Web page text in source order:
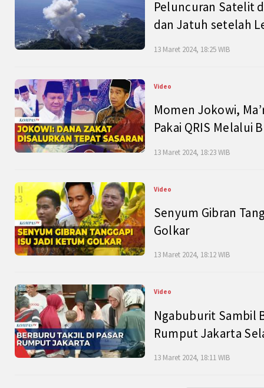
Peluncuran Satelit
dan Jatuh setelah
13 Maret 2024, 18:25 WIB
Video
Momen Jokowi,
Pakai QRIS Melalui
13 Maret 2024, 18:23 WIB
Video
Senyum Gibran
Golkar
13 Maret 2024, 18:12 WIB
Video
Ngabuburit Sambil
Rumput Jakarta
13 Maret 2024, 18:11 WIB